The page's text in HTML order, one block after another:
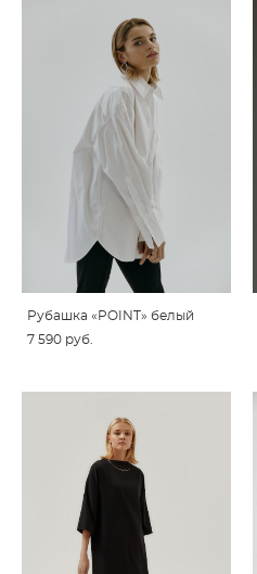
Рубашка «POINT» белый
7 590 pуб.